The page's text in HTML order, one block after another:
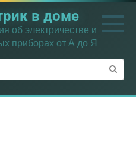
в доме
об электричестве и
приборах от А до Я